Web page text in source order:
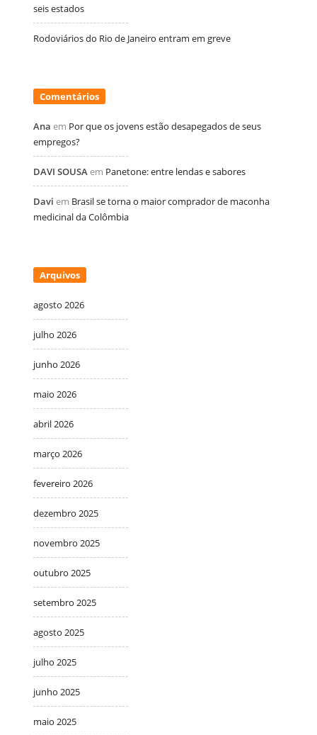
seis estados
Rodoviários do Rio de Janeiro entram em greve
Comentários
Ana em Por que os jovens estão desapegados de seus
empregos?
DAVI SOUSA em Panetone: entre lendas e sabores
Davi em Brasil se torna o maior comprador de maconha
medicinal da Colômbia
Arquivos
agosto 2026
julho 2026
junho 2026
maio 2026
abril 2026
março 2026
fevereiro 2026
dezembro 2025
novembro 2025
outubro 2025
setembro 2025
agosto 2025
julho 2025
junho 2025
maio 2025